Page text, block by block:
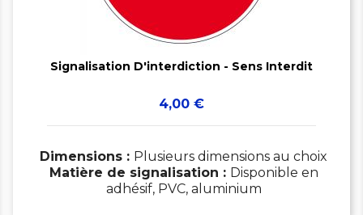
Signalisation D'interdiction - Sens Interdit
Prix
4,00 €
Dimensions : Plusieurs dimensions au choix
Matière de signalisation : Disponible en
adhésif, PVC, aluminium